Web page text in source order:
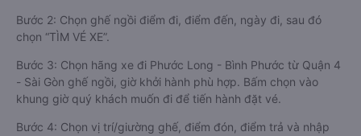
Bước 2: Chọn ghế ngồi điểm đi, điểm đến, ngày đi, sau đó
chọn “TÌM VÉ XE”.
Bước 3: Chọn hãng xe đi Phước Long - Bình Phước từ Quận 4
- Sài Gòn ghế ngồi, giờ khởi hành phù hợp. Bấm chọn vào
khung giờ quý khách muốn đi để tiến hành đặt vé.
Bước 4: Chọn vị trí/giường ghế, điểm đón, điểm trả và nhập